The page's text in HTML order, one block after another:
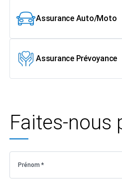
Assurance Auto/Moto
Assurance Prévoyance
Faites-nous